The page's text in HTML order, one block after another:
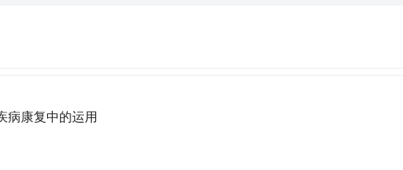
病康复中的运用